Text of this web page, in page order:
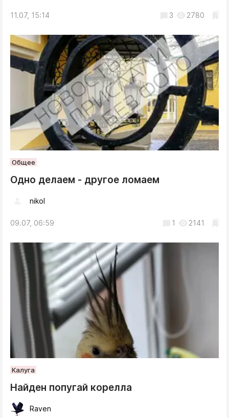
11.07, 15:14 3 2780
Общее
Одно делаем - другое ломаем
nikol
09.07, 06:59 1 2141
Калуга
Найден попугай корелла
Raven